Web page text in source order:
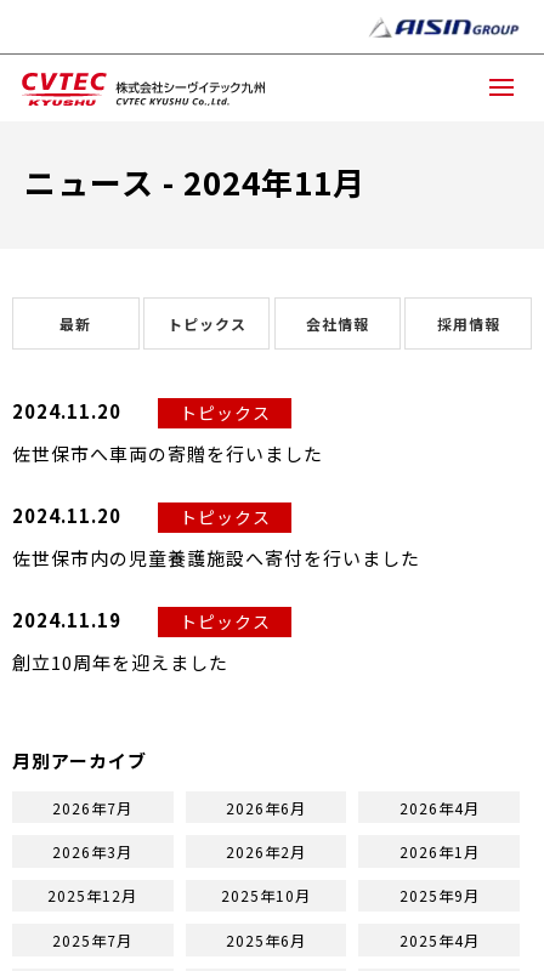
ニュース - 2024年11月
最新 トピックス 会社情報 採用情報
2024.11.20 トピックス
佐世保市へ車両の寄贈を行いました
2024.11.20 トピックス
佐世保市内の児童養護施設へ寄付を行いました
2024.11.19 トピックス
創立10周年を迎えました
月別アーカイブ
2026年7月 2026年6月 2026年4月
2026年3月 2026年2月 2026年1月
2025年12月 2025年10月 2025年9月
2025年7月 2025年6月 2025年4月